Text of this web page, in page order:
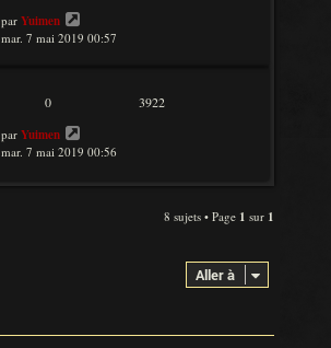
par Yuimen
mar. 7 mai 2019 00:57
0 3922
par Yuimen
mar. 7 mai 2019 00:56
8 sujets • Page 1 sur 1
Aller à